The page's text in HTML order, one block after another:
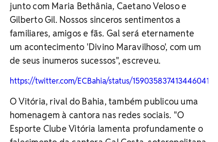
junto com Maria Bethânia, Caetano Veloso e
Gilberto Gil. Nossos sinceros sentimentos a
familiares, amigos e fãs. Gal será eternamente
um acontecimento 'Divino Maravilhoso', com um
de seus inumeros sucessos", escreveu.
https://twitter.com/ECBahia/status/1590358374134460417
O Vitória, rival do Bahia, também publicou uma
homenagem à cantora nas redes sociais. "O
Esporte Clube Vitória lamenta profundamente o